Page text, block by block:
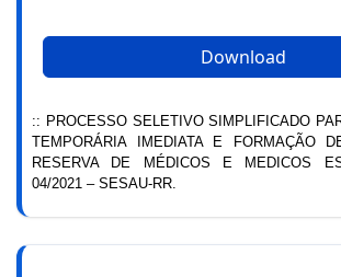
Download
:: PROCESSO SELETIVO SIMPLIFICADO
TEMPORÁRIA IMEDIATA E FORMAÇÃO
RESERVA DE MÉDICOS E MEDICOS
04/2021 – SESAU-RR.